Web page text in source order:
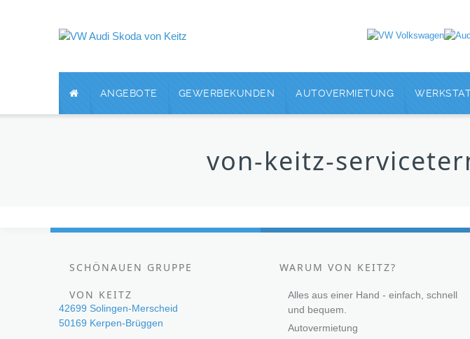
ANGEBOTE GEWERBEKUNDEN AUTOVERMIETUNG
von-keitz-
SCHÖNAUEN GRUPPE
VON KEITZ
42699 Solingen-Merscheid
50169 Kerpen-Brüggen
WARUM VON KEITZ?
Alles aus einer Hand - einfach, schnell
und bequem.
Autovermietung